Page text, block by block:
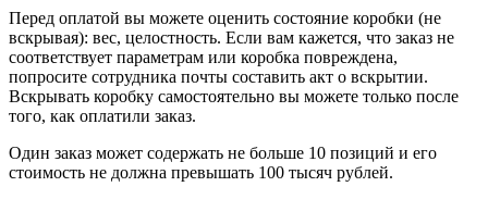
Перед оплатой вы можете оценить состояние коробки (не
вскрывая): вес, целостность. Если вам кажется, что заказ не
соответствует параметрам или коробка повреждена,
попросите сотрудника почты составить акт о вскрытии.
Вскрывать коробку самостоятельно вы можете только после
того, как оплатили заказ.
Один заказ может содержать не больше 10 позиций и его
стоимость не должна превышать 100 тысяч рублей.